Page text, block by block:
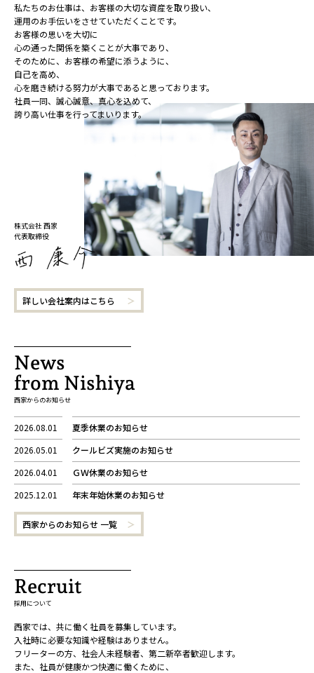
私たちのお仕事は、お客様の大切な資産を取り扱い、
運用のお手伝いをさせていただくことです。
お客様の思いを大切に
心の通った関係を築くことが大事であり、
そのために、お客様の希望に添うように、
自己を高め、
心を磨き続ける努力が大事であると思っております。
社員一同、誠心誠意、真心を込めて、
誇り高い仕事を行ってまいります。
株式会社 西家
代表取締役
詳しい会社案内はこちら
News
from Nishiya
西家からのお知らせ
2026.08.01
夏季休業のお知らせ
2026.05.01
クールビズ実施のお知らせ
2026.04.01
ＧＷ休業のお知らせ
2025.12.01
年末年始休業のお知らせ
西家からのお知らせ 一覧
Recruit
採用について
西家では、共に働く社員を募集しています。
入社時に必要な知識や経験はありません。
フリーターの方、社会人未経験者、第二新卒者歓迎します。
また、社員が健康かつ快適に働くために、